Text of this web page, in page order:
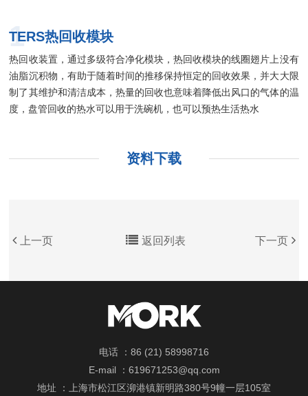
1
TERS热回收模块
热回收装置，通过多级符合净化模块，热回收模块的线圈翅片上没有
油脂沉积物，有助于随着时间的推移保持恒定的回收效果，并大大限
制了其维护和清洁成本，热量的回收也意味着降低出风口的气体的温
度，盘管回收的热水可以用于洗碗机，也可以预热生活热水
资料下载
上一页 返回列表 下一页
电话 ：86 (21) 58998716
E-mail ：619671253@qq.com
地址 ：上海市松江区泖港镇新明路380号9幢一层105室